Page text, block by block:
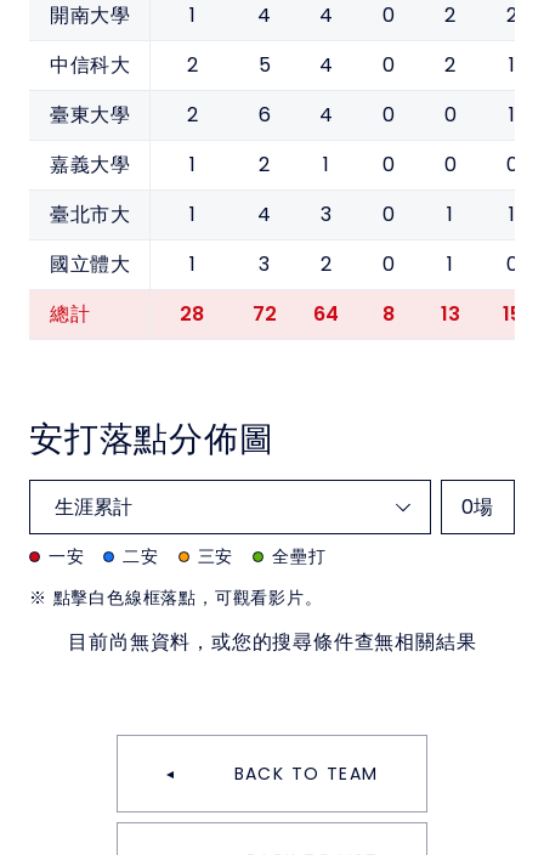
開南大學 1 4 4 0 2 2
中信科大 2 5 4 0 2 1
臺東大學 2 6 4 0 0 1
嘉義大學 1 2 1 0 0 0
臺北市大 1 4 3 0 1 1
國立體大 1 3 2 0 1 0
總計 28 72 64 8 13 15
安打落點分佈圖
0場
一安 二安 三安
全壘打
※ 點擊白色線框落點，可觀看影片。
目前尚無資料，或您的搜尋條件查無相關結果
BACK TO TEAM